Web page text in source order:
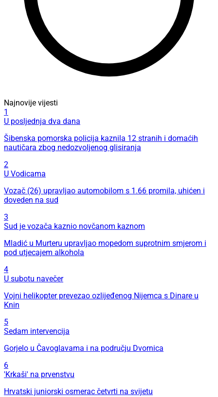
Najnovije vijesti
1
U posljednja dva dana
Šibenska pomorska policija kaznila 12 stranih i domaćih
nautičara zbog nedozvoljenog glisiranja
2
U Vodicama
Vozač (26) upravljao automobilom s 1.66 promila, uhićen i
doveden na sud
3
Sud je vozača kaznio novčanom kaznom
Mladić u Murteru upravljao mopedom suprotnim smjerom i
pod utjecajem alkohola
4
U subotu navečer
Vojni helikopter prevezao ozlijeđenog Nijemca s Dinare u
Knin
5
Sedam intervencija
Gorjelo u Čavoglavama i na području Dvornica
6
'Krkaši' na prvenstvu
Hrvatski juniorski osmerac četvrti na svijetu